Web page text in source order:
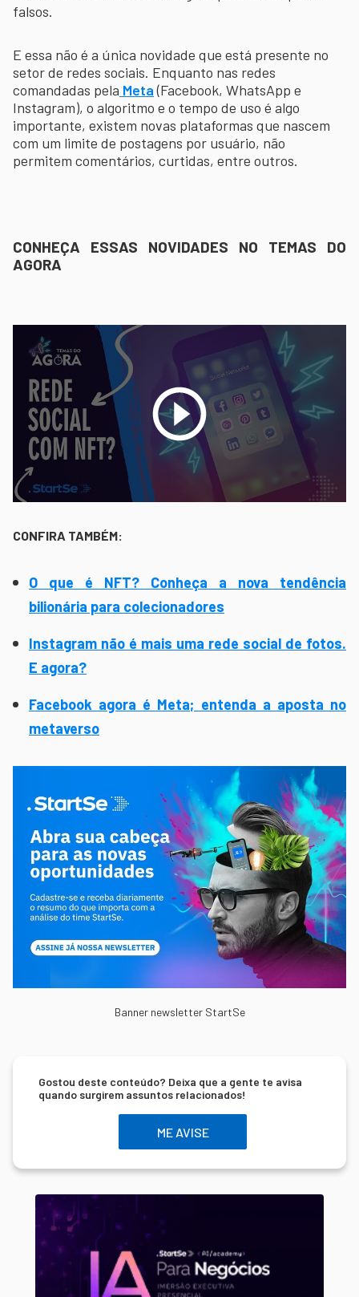
falsos.
E essa não é a única novidade que está presente no
setor de redes sociais. Enquanto nas redes
comandadas pela Meta(Facebook, WhatsApp e
Instagram), o algoritmo e o tempo de uso é algo
importante, existem novas plataformas que nascem
com um limite de postagens por usuário, não
permitem comentários, curtidas, entre outros.
CONHEÇA ESSAS NOVIDADES NO TEMAS DO
AGORA
CONFIRA TAMBÉM:
O que é NFT? Conheça a nova tendência
bilionária para colecionadores
Instagram não é mais uma rede social de fotos.
E agora?
Facebook agora é Meta; entenda a aposta no
metaverso
Banner newsletter StartSe
Gostou deste conteúdo? Deixa que a gente te avisa
quando surgirem assuntos relacionados!
ME AVISE